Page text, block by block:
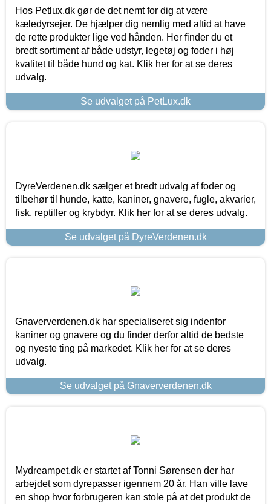
Hos Petlux.dk gør de det nemt for dig at være
kæledyrsejer. De hjælper dig nemlig med altid at have
de rette produkter lige ved hånden. Her finder du et
bredt sortiment af både udstyr, legetøj og foder i høj
kvalitet til både hund og kat. Klik her for at se deres
udvalg.
Se udvalget på PetLux.dk
DyreVerdenen.dk sælger et bredt udvalg af foder og
tilbehør til hunde, katte, kaniner, gnavere, fugle, akvarier,
fisk, reptiller og krybdyr. Klik her for at se deres udvalg.
Se udvalget på DyreVerdenen.dk
Gnaververdenen.dk har specialiseret sig indenfor
kaniner og gnavere og du finder derfor altid de bedste
og nyeste ting på markedet. Klik her for at se deres
udvalg.
Se udvalget på Gnaververdenen.dk
Mydreampet.dk er startet af Tonni Sørensen der har
arbejdet som dyrepasser igennem 20 år. Han ville lave
en shop hvor forbrugeren kan stole på at det produkt de